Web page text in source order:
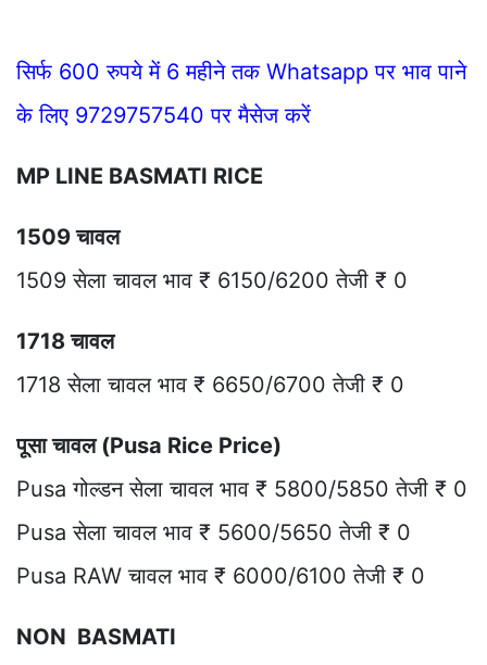
सिर्फ 600 रुपये में 6 महीने तक Whatsapp पर भाव पाने
के लिए 9729757540 पर मैसेज करें
MP LINE BASMATI RICE
1509 चावल
1509 सेला चावल भाव ₹ 6150/6200 तेजी ₹ 0
1718 चावल
1718 सेला चावल भाव ₹ 6650/6700 तेजी ₹ 0
पूसा चावल (Pusa Rice Price)
Pusa गोल्डन सेला चावल भाव ₹ 5800/5850 तेजी ₹ 0
Pusa सेला चावल भाव ₹ 5600/5650 तेजी ₹ 0
Pusa RAW चावल भाव ₹ 6000/6100 तेजी ₹ 0
NON BASMATI